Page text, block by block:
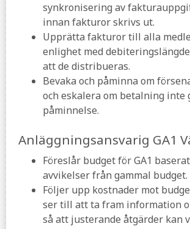
synkronisering av
innan fakturor skrivs ut.
Upprätta fakturor till alla
enlighet med
att de distribueras.
Bevaka och påminna om
och eskalera om betalning inte
påminnelse.
Anläggningsansvarig GA1
Föreslår budget för GA1
avvikelser från gammal budget.
Följer upp kostnader mot
ser till att ta fram information
så att justerande åtgärder kan